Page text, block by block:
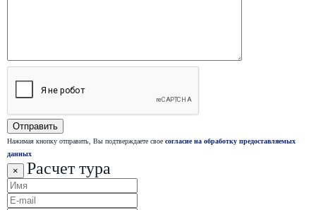
Нажимая кнопку отправить, Вы подтверждаете свое согласие на обработку предоставляемых
данных
× Расчет тура